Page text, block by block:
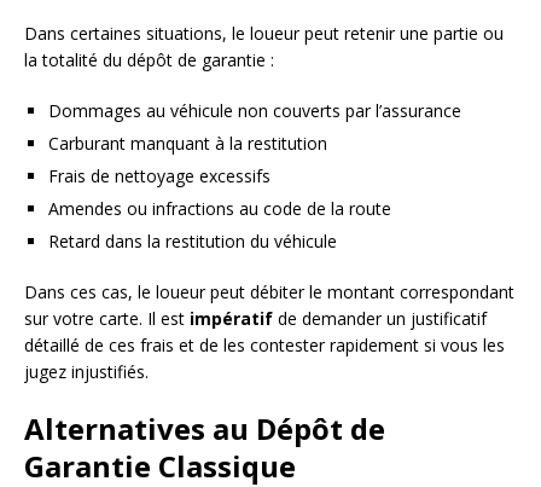
Dans certaines situations, le loueur peut retenir une partie ou
la totalité du dépôt de garantie :
Dommages au véhicule non couverts par l’assurance
Carburant manquant à la restitution
Frais de nettoyage excessifs
Amendes ou infractions au code de la route
Retard dans la restitution du véhicule
Dans ces cas, le loueur peut débiter le montant correspondant
sur votre carte. Il est impératif de demander un justificatif
détaillé de ces frais et de les contester rapidement si vous les
jugez injustifiés.
Alternatives au Dépôt de
Garantie Classique